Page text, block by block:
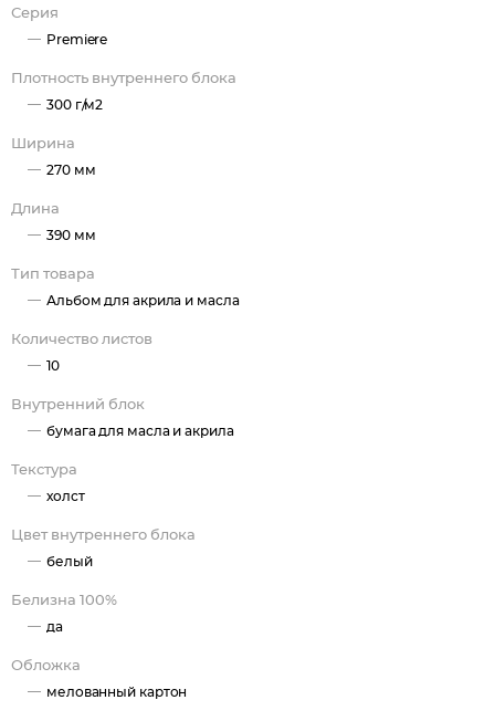
Серия
Premiere
Плотность внутреннего блока
300 г/м2
Ширина
270 мм
Длина
390 мм
Тип товара
Альбом для акрила и масла
Количество листов
10
Внутренний блок
бумага для масла и акрила
Текстура
холст
Цвет внутреннего блока
белый
Белизна 100%
да
Обложка
мелованный картон